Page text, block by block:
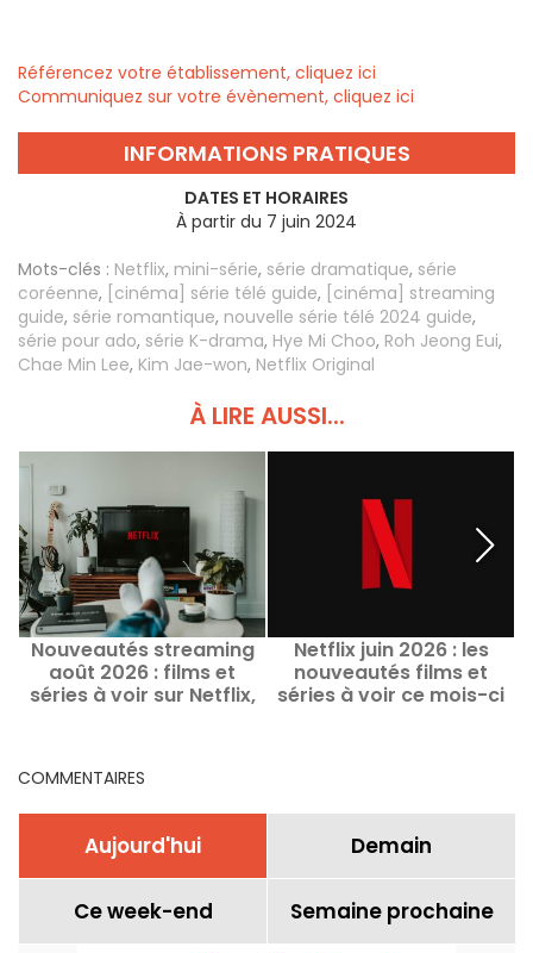
Référencez votre établissement, cliquez ici
Communiquez sur votre évènement, cliquez ici
INFORMATIONS PRATIQUES
DATES ET HORAIRES
À partir du 7 juin 2024
Mots-clés : Netflix, mini-série, série dramatique, série
coréenne, [cinéma] série télé guide, [cinéma] streaming
guide, série romantique, nouvelle série télé 2024 guide,
série pour ado, série K-drama, Hye Mi Choo, Roh Jeong Eui,
Chae Min Lee, Kim Jae-won, Netflix Original
À LIRE AUSSI...
Nouveautés streaming
août 2026 : films et
séries à voir sur Netflix,
Netflix juin 2026 : les
nouveautés films et
séries à voir ce mois-ci
COMMENTAIRES
Aujourd'hui Demain
Ce week-end Semaine prochaine